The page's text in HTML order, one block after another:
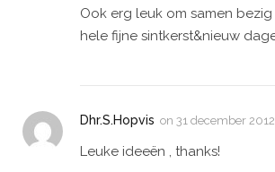
Ook erg leuk om samen bezig
hele fijne sintkerst&nieuw
Dhr.S.Hopvis on 31 december
Leuke ideeën , thanks!